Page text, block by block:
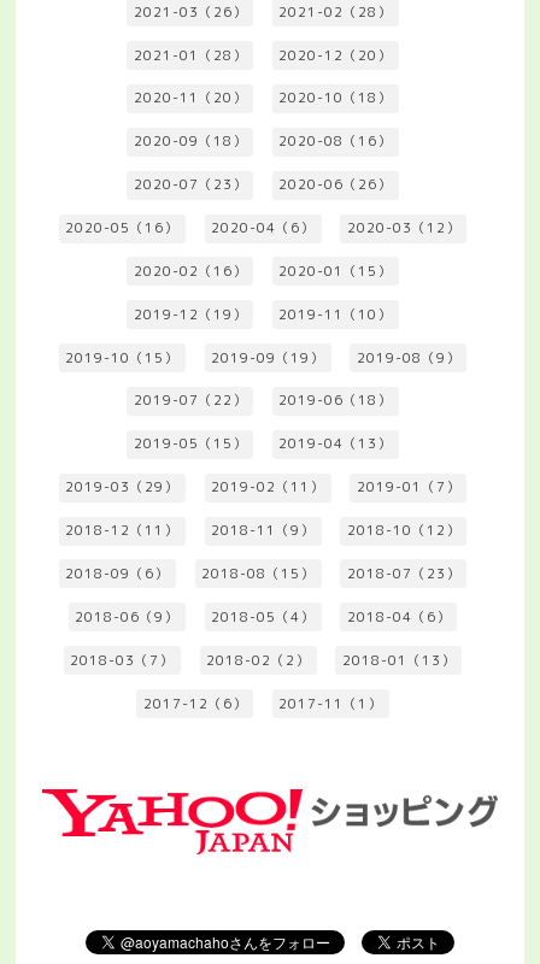
2021-03（26） 2021-02（28）
2021-01（28） 2020-12（20）
2020-11（20） 2020-10（18）
2020-09（18） 2020-08（16）
2020-07（23） 2020-06（26）
2020-05（16） 2020-04（6） 2020-03（12）
2020-02（16） 2020-01（15）
2019-12（19） 2019-11（10）
2019-10（15） 2019-09（19） 2019-08（9）
2019-07（22） 2019-06（18）
2019-05（15） 2019-04（13）
2019-03（29） 2019-02（11） 2019-01（7）
2018-12（11） 2018-11（9） 2018-10（12）
2018-09（6） 2018-08（15） 2018-07（23）
2018-06（9） 2018-05（4） 2018-04（6）
2018-03（7） 2018-02（2） 2018-01（13）
2017-12（6） 2017-11（1）